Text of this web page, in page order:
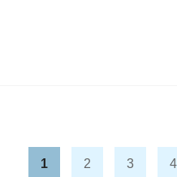
1 2 3 4